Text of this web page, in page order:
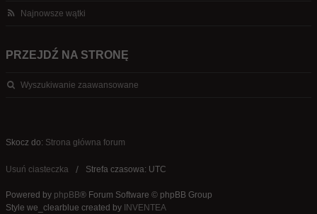
Najnowsze wątki
PRZEJDŹ NA STRONĘ
Wyszukiwanie zaawansowane
Skocz do: Strona główna forum
Usuń ciasteczka Strefa czasowa: UTC
Powered by phpBB® Forum Software © phpBB Group
Style we_clearblue created by INVENTEA